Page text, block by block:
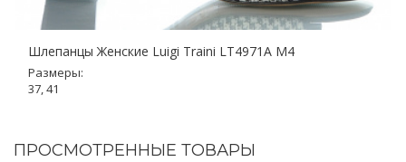
Шлепанцы Женские Luigi Traini LT4971A M4
Размеры:
37, 41
ПРОСМОТРЕННЫЕ ТОВАРЫ